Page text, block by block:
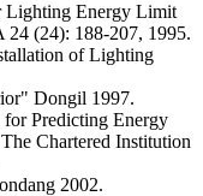
Lighting Energy Limit
(24): 188-207, 1995.
of Lighting
Dongil 1997.
Predicting Energy
Chartered Institution
2002.